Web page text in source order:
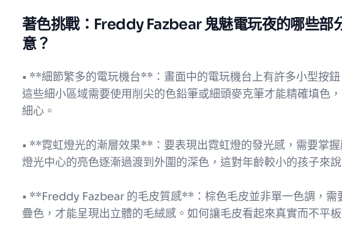
著色挑戰：Freddy Fazbear 鬼魅電玩夜的哪些部
意？
• **細節繁多的電玩機台**：畫面中的電玩機台上有許多小型按鈕
這些細小區域需要使用削尖的色鉛筆或細頭麥克筆才能精確填色
細心。
• **霓虹燈光的漸層效果**：要表現出霓虹燈的發光感，需要掌
燈光中心的亮色逐漸過渡到外圍的深色，這對年齡較小的孩子來
• **Freddy Fazbear 的毛皮質感**：棕色毛皮並非單一色調，需
疊色，才能呈現出立體的毛絨感。如何讓毛皮看起來真實而不平